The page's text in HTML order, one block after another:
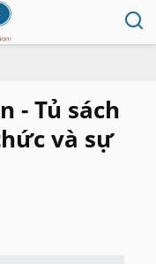
- Tủ sách
và sự